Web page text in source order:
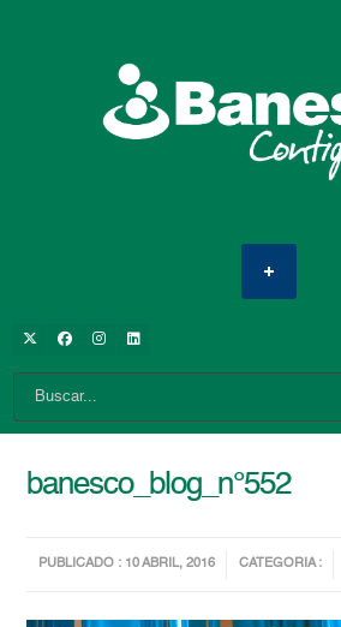
banesco_blog_n°552
PUBLICADO : 10 ABRIL, 2016 CATEGORIA :